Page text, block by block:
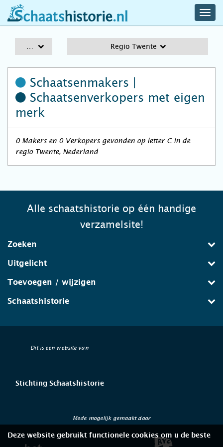
schaatshistorie.nl
Regio Twente
Schaatsenmakers |
Schaatsenverkopers met eigen
merk
0 Makers en 0 Verkopers gevonden op letter C in de
regio Twente, Nederland
Alle schaatshistorie op één handige
verzamelsite!
Zoeken
Uitgelicht
Toevoegen / wijzigen
Schaatshistorie
Dit is een website van
Stichting Schaatshistorie
Mede mogelijk gemaakt door
Deze website gebruikt functionele cookies om u de beste